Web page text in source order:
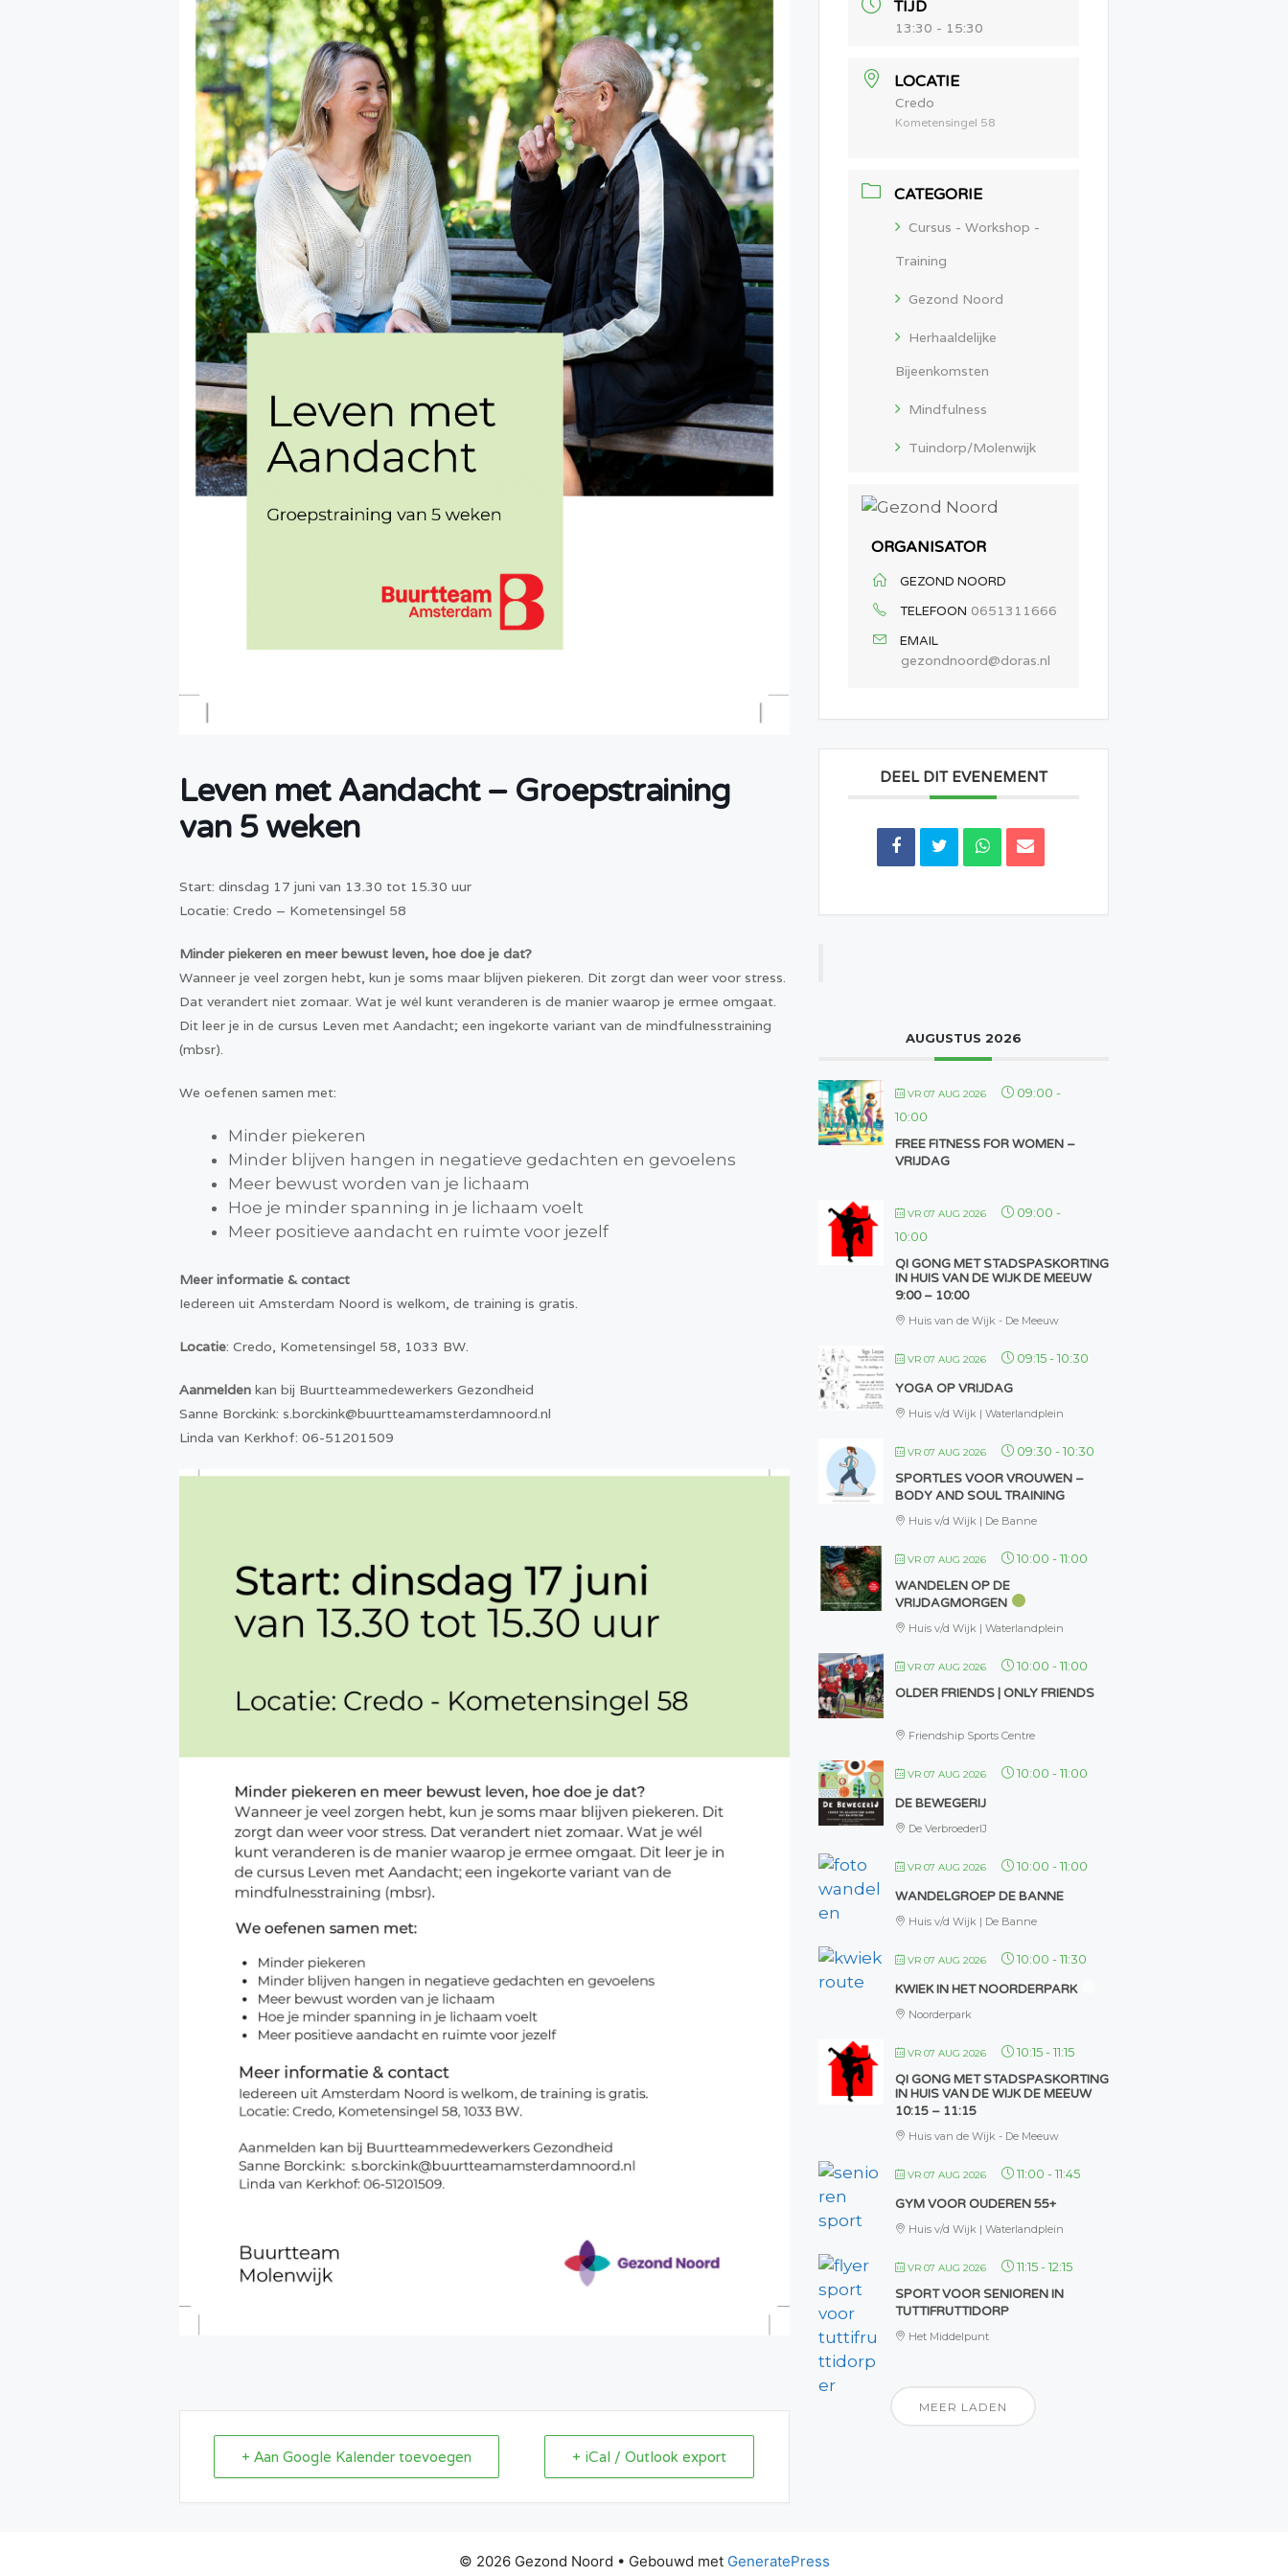
Leven met Aandacht – Groepstraining
van 5 weken
Start: dinsdag 17 juni van 13.30 tot 15.30 uur
Locatie: Credo – Kometensingel 58
Minder piekeren en meer bewust leven, hoe doe je dat?
Wanneer je veel zorgen hebt, kun je soms maar blijven piekeren. Dit zorgt dan weer voor stress.
Dat verandert niet zomaar. Wat je wél kunt veranderen is de manier waarop je ermee omgaat.
Dit leer je in de cursus Leven met Aandacht; een ingekorte variant van de mindfulnesstraining
(mbsr).
We oefenen samen met:
Minder piekeren
Minder blijven hangen in negatieve gedachten en gevoelens
Meer bewust worden van je lichaam
Hoe je minder spanning in je lichaam voelt
Meer positieve aandacht en ruimte voor jezelf
Meer informatie & contact
Iedereen uit Amsterdam Noord is welkom, de training is gratis.
Locatie: Credo, Kometensingel 58, 1033 BW.
Aanmelden kan bij Buurtteammedewerkers Gezondheid
Sanne Borckink: s.borckink@buurtteamamsterdamnoord.nl
Linda van Kerkhof: 06-51201509
+ Aan Google Kalender toevoegen + iCal / Outlook export
TIJD
13:30 - 15:30
LOCATIE
Credo
Kometensingel 58
CATEGORIE
Cursus - Workshop -
Training
Gezond Noord
Herhaaldelijke
Bijeenkomsten
Mindfulness
Tuindorp/Molenwijk
ORGANISATOR
GEZOND NOORD
TELEFOON 0651311666
EMAIL
gezondnoord@doras.nl
DEEL DIT EVENEMENT
AUGUSTUS 2026
VR 07 AUG 2026 09:00 -
10:00
FREE FITNESS FOR WOMEN –
VRIJDAG
VR 07 AUG 2026 09:00 -
10:00
QI GONG MET STADSPASKORTING
IN HUIS VAN DE WIJK DE MEEUW
9:00 – 10:00
Huis van de Wijk - De Meeuw
VR 07 AUG 2026 09:15-10:30
YOGA OP VRIJDAG
Huis v/d Wijk | Waterlandplein
VR 07 AUG 2026 09:30 -10:30
SPORTLES VOOR VROUWEN –
BODY AND SOUL TRAINING
Huis v/d Wijk | De Banne
VR 07 AUG 2026 10:00 -11:00
WANDELEN OP DE
VRIJDAGMORGEN
Huis v/d Wijk | Waterlandplein
VR 07 AUG 2026 10:00 -11:00
OLDER FRIENDS | ONLY FRIENDS
Friendship Sports Centre
VR 07 AUG 2026 10:00 -11:00
DE BEWEGERIJ
De VerbroederIJ
VR 07 AUG 2026 10:00 -11:00
WANDELGROEP DE BANNE
Huis v/d Wijk | De Banne
VR 07 AUG 2026 10:00 -11:30
KWIEK IN HET NOORDERPARK
Noorderpark
VR 07 AUG 2026 10:15-11:15
QI GONG MET STADSPASKORTING
IN HUIS VAN DE WIJK DE MEEUW
10:15 – 11:15
Huis van de Wijk - De Meeuw
VR 07 AUG 2026 11:00 -11:45
GYM VOOR OUDEREN 55+
Huis v/d Wijk | Waterlandplein
VR 07 AUG 2026 11:15-12:15
SPORT VOOR SENIOREN IN
TUTTIFRUTTIDORP
Het Middelpunt
MEER LADEN
© 2026 Gezond Noord • Gebouwd met GeneratePress